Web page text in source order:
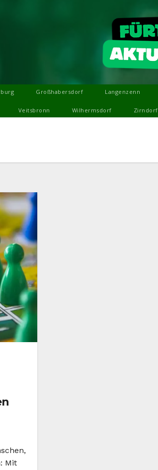
Großhabersdorf Langenzenn
Veitsbronn Wilhermsdorf Zirndorf
Mit